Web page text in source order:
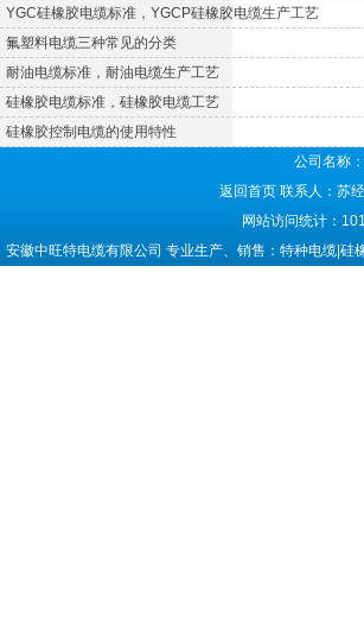
YGC硅橡胶电缆标准，YGCP硅橡胶电缆生产工艺
氟塑料电缆三种常见的分类
耐油电缆标准，耐油电缆生产工艺
硅橡胶电缆标准，硅橡胶电缆工艺
硅橡胶控制电缆的使用特性
公司名称
返回首页 联系人：苏
网站访问统计：
安徽中旺特电缆有限公司 专业生产、销售：特种电缆|